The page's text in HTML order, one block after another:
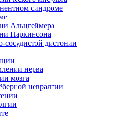
синдроме
Альцгеймера
Паркинсона
сосудистой дистонии
нерва
мозга
невралгии